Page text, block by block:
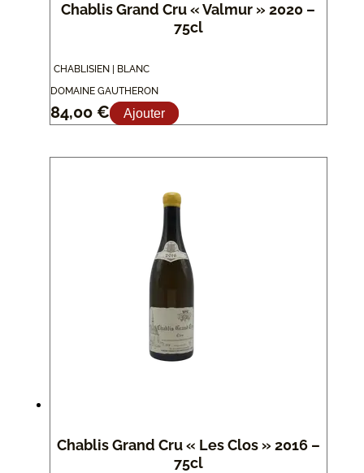
Chablis Grand Cru « Valmur » 2020 –
75cl
CHABLISIEN | BLANC
DOMAINE GAUTHERON
84,00 € Ajouter
Chablis Grand Cru « Les Clos » 2016 –
75cl